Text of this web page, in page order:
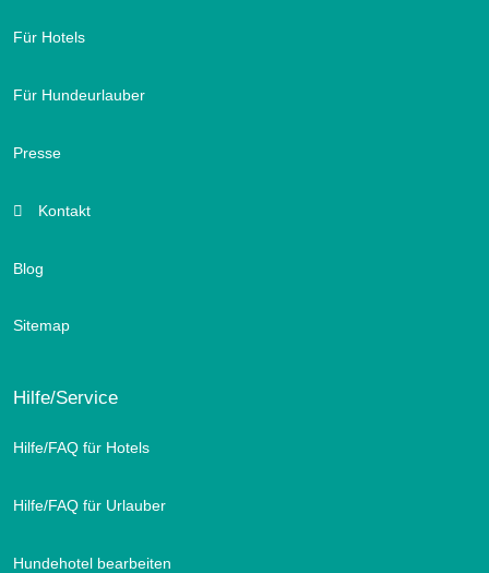
Für Hotels
Für Hundeurlauber
Presse
Kontakt
Blog
Sitemap
Hilfe/Service
Hilfe/FAQ für Hotels
Hilfe/FAQ für Urlauber
Hundehotel bearbeiten